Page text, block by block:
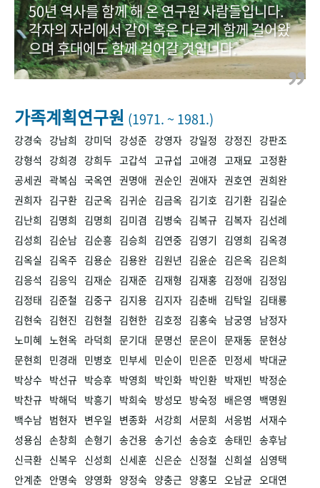
사진 아카이브 문서 기록물 행정박물 영상 기록물
50+1주년 기념
+1
VR 역사관
50년 역사를 함께 해 온 연구원 사람들입니다.
각자의 자리에서 같이 혹은 다르게 함께 걸어왔
으며 후대에도 함께 걸어갈 것입니다.
가족계획연구원 (1971. ~ 1981.)
강경숙 강남희 강미덕 강성준 강영자 강일정 강정진
강판조
강형석
강희경 강희두 고갑석 고규섭 고애경 고재묘 고정환
공세권 곽복심 국옥연 권명애 권순인 권애자 권호연 권희완
권희자 김구환 김군옥 김귀순 김금옥 김기호 김기환 김길순
김난희
김명희 김명희 김미겸 김병숙 김복규 김복자 김선례
김성희
김순남 김순흥 김승희 김연중 김영기 김영희
김옥경
김옥실
김옥주 김용순 김용완 김원년 김윤순 김은옥 김은희
김응석
김응익 김재순 김재준 김재형 김재홍 김정애 김정임
김정태 김준철 김중구 김지용 김지자 김춘배 김탁일
김태룡
김현숙 김현진 김현철 김현한 김호정 김홍숙 남궁영
남정자
노미혜 노현옥 라덕희 문기대 문명선 문은이 문재동 문현상
문현희
민경래 민병호 민부세 민순이 민은준 민정세 박대균
박상수 박선규 박승후 박영희 박인화 박인환 박재빈
박정순
박찬규 박해덕 박흥기 박희숙 방성모 방숙정 배은영
백명원
백수남 범현자 변우일 변종화 서강희 서문희 서응범
서재수
성용심 손창희 손형기 송건용 송기선 송승호 송태민 송후남
신극환 신복우 신성희 신세훈 신은순 신정철 신희설
심영택
안계춘 안명숙 양영화 양정숙 양충근 양홍모 오남균 오대연